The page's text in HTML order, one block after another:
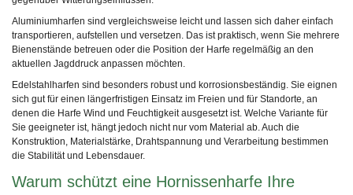
Aluminiumharfen sind vergleichsweise leicht und lassen sich daher einfach
transportieren, aufstellen und versetzen. Das ist praktisch, wenn Sie mehrere
Bienenstände betreuen oder die Position der Harfe regelmäßig an den
aktuellen Jagddruck anpassen möchten.
Edelstahlharfen sind besonders robust und korrosionsbeständig. Sie eignen
sich gut für einen längerfristigen Einsatz im Freien und für Standorte, an
denen die Harfe Wind und Feuchtigkeit ausgesetzt ist. Welche Variante für
Sie geeigneter ist, hängt jedoch nicht nur vom Material ab. Auch die
Konstruktion, Materialstärke, Drahtspannung und Verarbeitung bestimmen
die Stabilität und Lebensdauer.
Warum schützt eine Hornissenharfe Ihre